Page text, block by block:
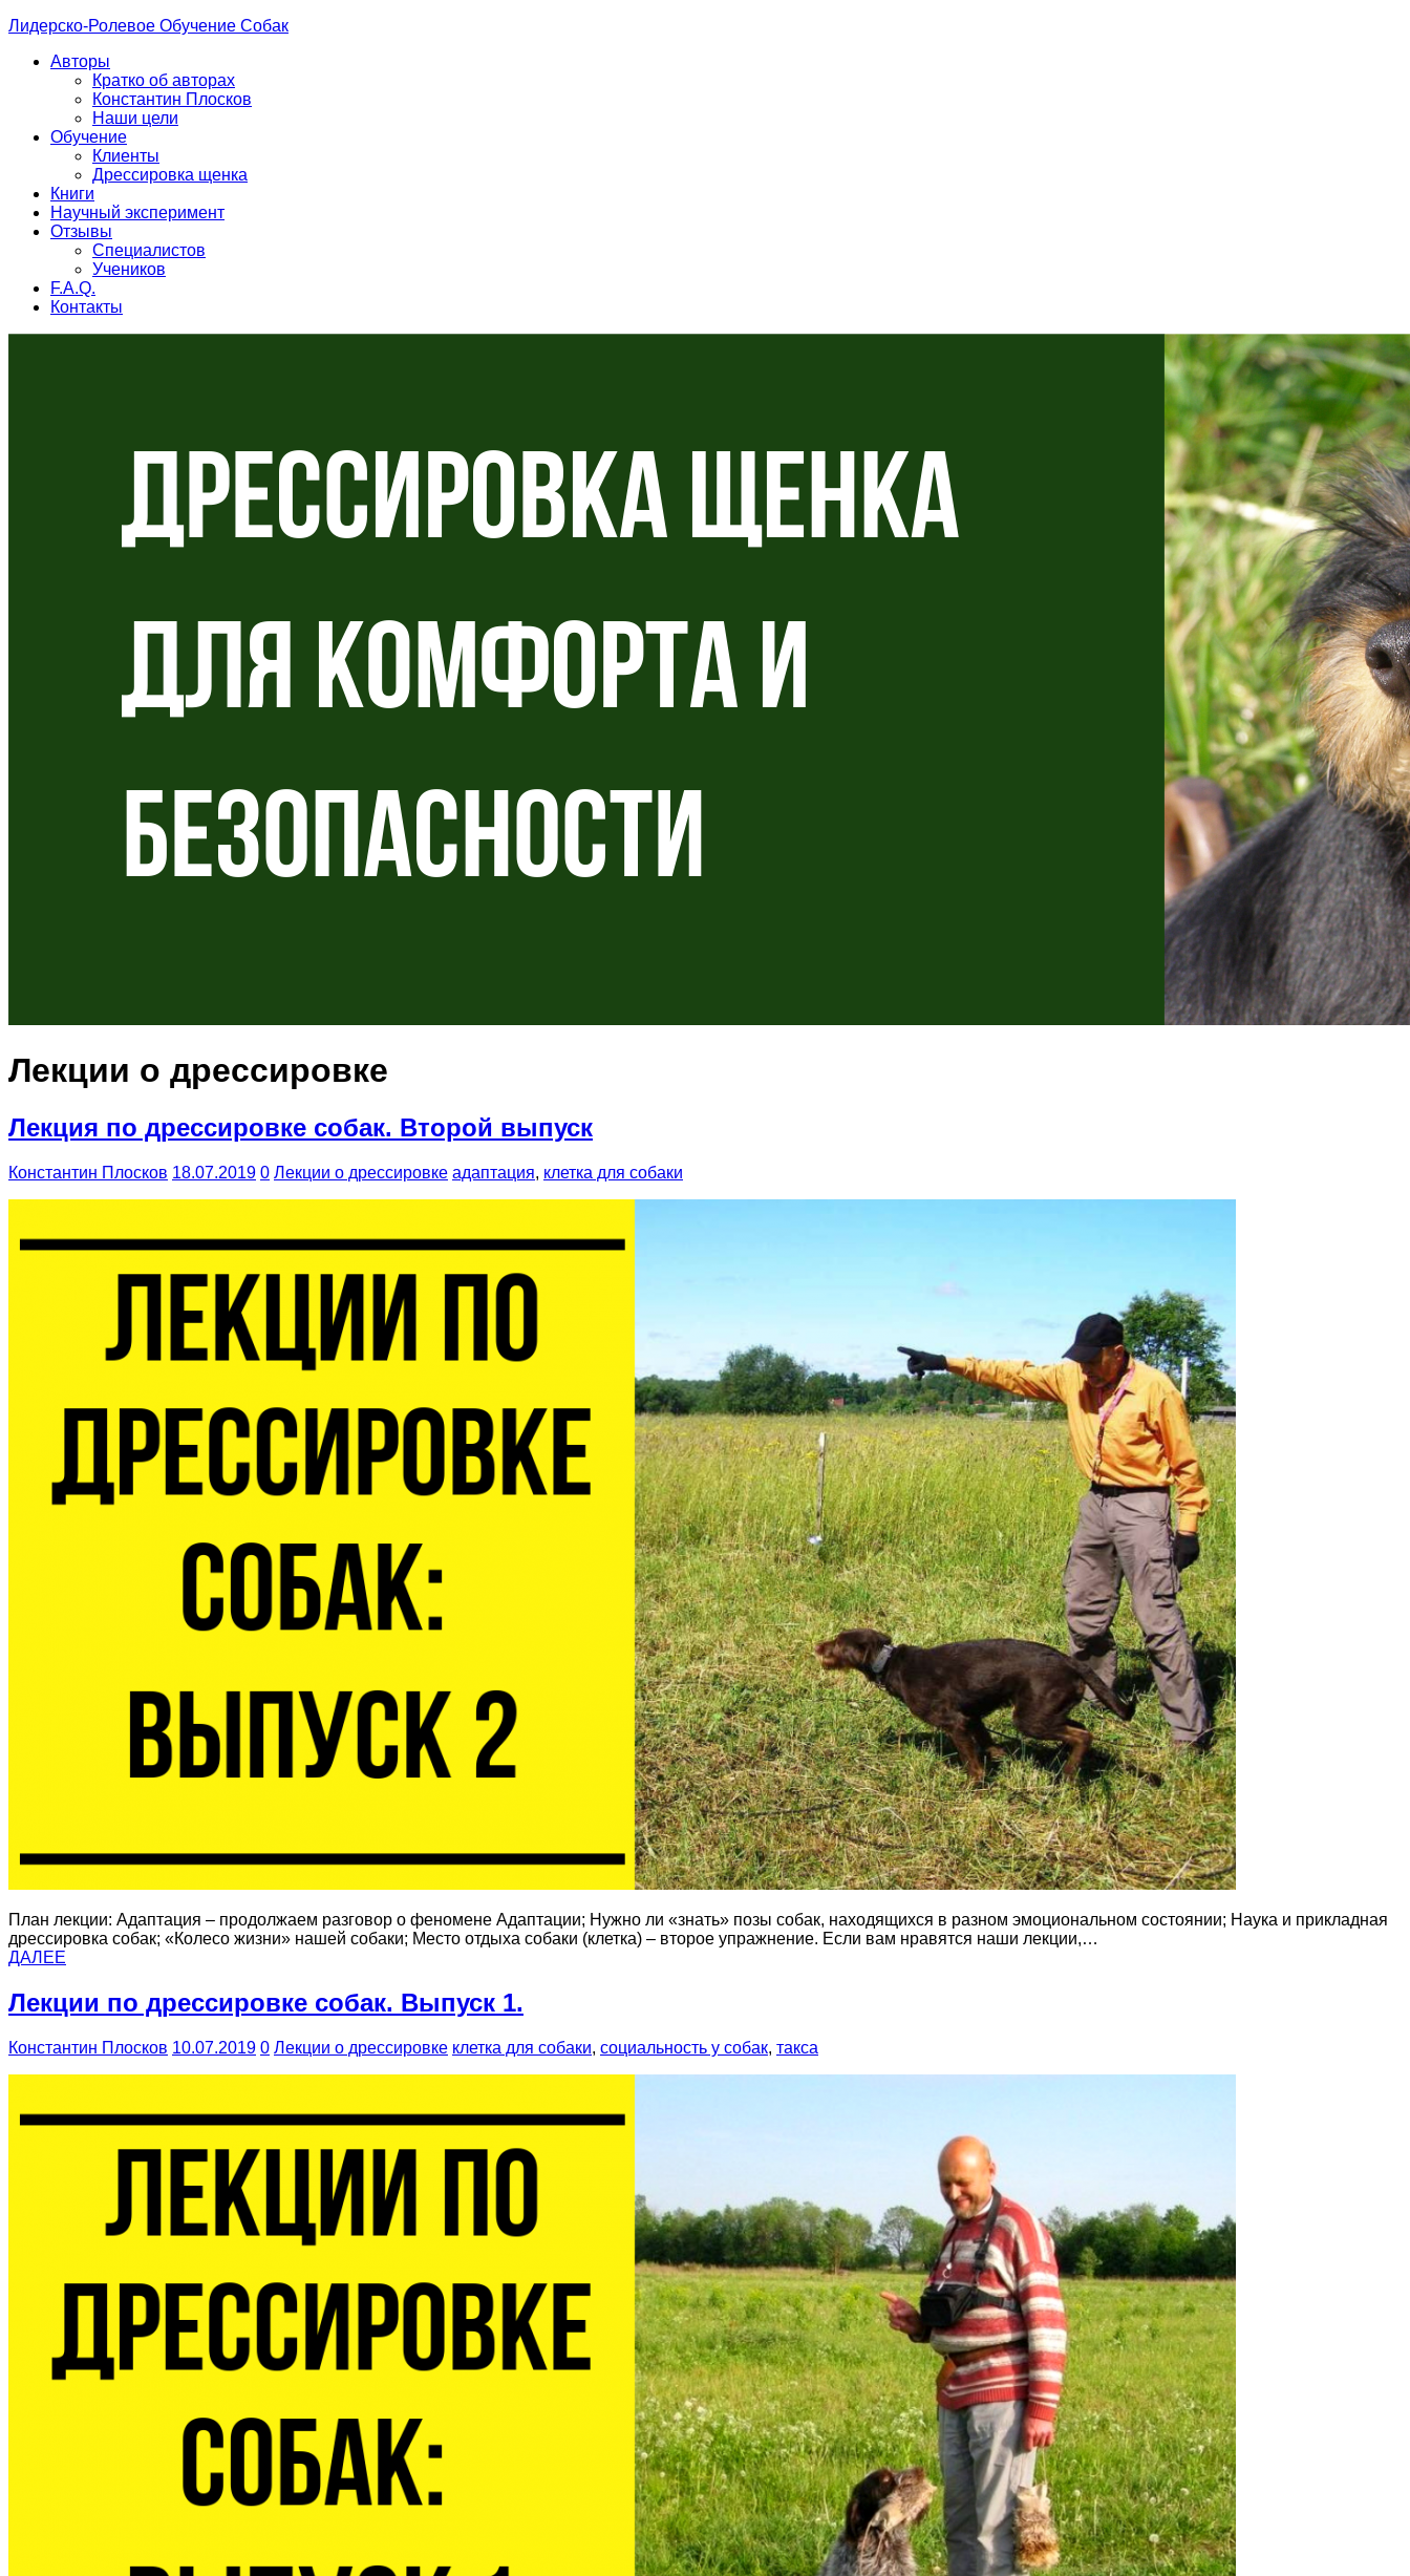
Лидерско-Ролевое Обучение Собак
Авторы
Кратко об авторах
Константин Плосков
Наши цели
Обучение
Клиенты
Дрессировка щенка
Книги
Научный эксперимент
Отзывы
Специалистов
Учеников
F.A.Q.
Контакты
Лекции о дрессировке
Лекция по дрессировке собак. Второй выпуск
Константин Плосков 18.07.2019 0 Лекции о дрессировке адаптация, клетка для собаки
План лекции: Адаптация – продолжаем разговор о феномене Адаптации; Нужно ли «знать» позы собак, находящихся в разном эмоциональном состоянии; Наука и прикладная
дрессировка собак; «Колесо жизни» нашей собаки; Место отдыха собаки (клетка) – второе упражнение. Если вам нравятся наши лекции,…
ДАЛЕЕ
Лекции по дрессировке собак. Выпуск 1.
Константин Плосков 10.07.2019 0 Лекции о дрессировке клетка для собаки, социальность у собак, такса